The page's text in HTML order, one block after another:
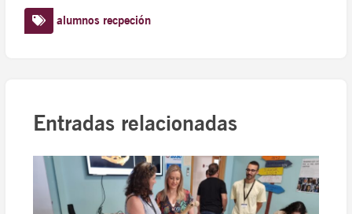
alumnos recpeción
Entradas relacionadas